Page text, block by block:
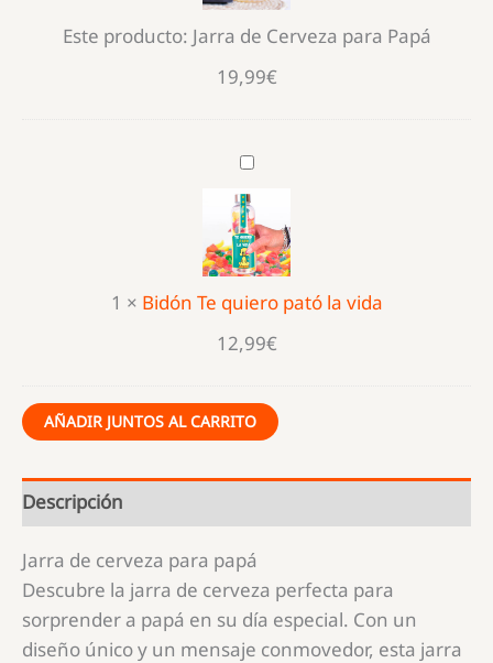
Papá
Este producto: Jarra de Cerveza para Papá
19,99€
Bidón
Te
quiero
pató
la
vida
1 × Bidón Te quiero pató la vida
12,99€
AÑADIR JUNTOS AL CARRITO
Descripción
Jarra de cerveza para papá
Descubre la jarra de cerveza perfecta para
sorprender a papá en su día especial. Con un
diseño único y un mensaje conmovedor, esta jarra